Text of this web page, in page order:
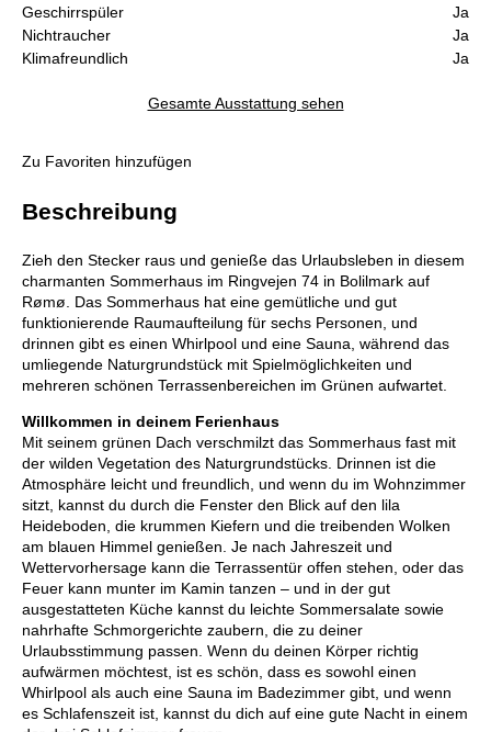
Geschirrspüler
Ja
Nichtraucher
Ja
Klimafreundlich
Ja
Gesamte Ausstattung sehen
Zu Favoriten hinzufügen
Beschreibung
Zieh den Stecker raus und genieße das Urlaubsleben in diesem
charmanten Sommerhaus im Ringvejen 74 in Bolilmark auf
Rømø. Das Sommerhaus hat eine gemütliche und gut
funktionierende Raumaufteilung für sechs Personen, und
drinnen gibt es einen Whirlpool und eine Sauna, während das
umliegende Naturgrundstück mit Spielmöglichkeiten und
mehreren schönen Terrassenbereichen im Grünen aufwartet.
Willkommen in deinem Ferienhaus
Mit seinem grünen Dach verschmilzt das Sommerhaus fast mit
der wilden Vegetation des Naturgrundstücks. Drinnen ist die
Atmosphäre leicht und freundlich, und wenn du im Wohnzimmer
sitzt, kannst du durch die Fenster den Blick auf den lila
Heideboden, die krummen Kiefern und die treibenden Wolken
am blauen Himmel genießen. Je nach Jahreszeit und
Wettervorhersage kann die Terrassentür offen stehen, oder das
Feuer kann munter im Kamin tanzen – und in der gut
ausgestatteten Küche kannst du leichte Sommersalate sowie
nahrhafte Schmorgerichte zaubern, die zu deiner
Urlaubsstimmung passen. Wenn du deinen Körper richtig
aufwärmen möchtest, ist es schön, dass es sowohl einen
Whirlpool als auch eine Sauna im Badezimmer gibt, und wenn
es Schlafenszeit ist, kannst du dich auf eine gute Nacht in einem